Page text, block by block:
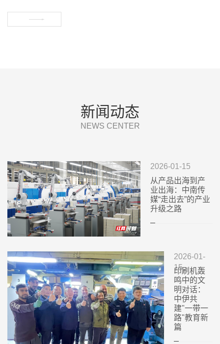

新闻动态
NEWS CENTER
2026-01-15
从产品出海到产
业出海：中南传
媒“走出去”的产业
升级之路
2026-01-
15
印刷机轰
鸣中的文
明对话：
中伊共
建"一带一
路"教育新
篇